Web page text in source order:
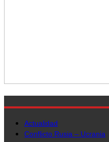
Actualidad
Conflicto Rusia – Ucrania